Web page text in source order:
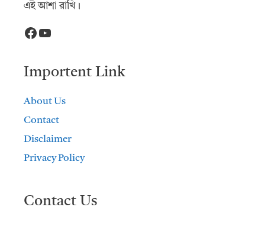
এই আশা রাখি।
Facebook
YouTube
Importent Link
About Us
Contact
Disclaimer
Privacy Policy
Contact Us